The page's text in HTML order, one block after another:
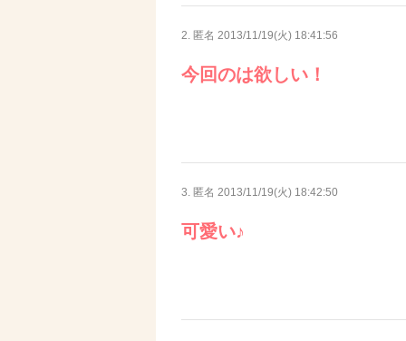
2. 匿名 2013/11/19(火) 18:41:56
今回のは欲しい！
3. 匿名 2013/11/19(火) 18:42:50
可愛い♪